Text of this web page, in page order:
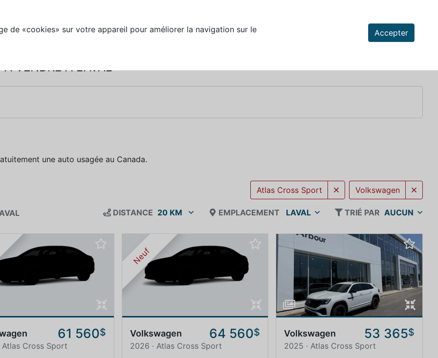
de «cookies» sur votre appareil pour améliorer la navigation sur le
Accepter
À VENDRE À LAVAL
une auto usagée au Canada.
Volkswagen
Atlas Cross Sport
DISTANCE 20 KM EMPLACEMENT LAVAL TRIÉ PAR AUCUN
61 560$
Atlas Cross Sport
Neuf
Volkswagen 64 560$
2026 · Atlas Cross Sport
Volkswagen 53 365$
2025 · Atlas Cross Sport